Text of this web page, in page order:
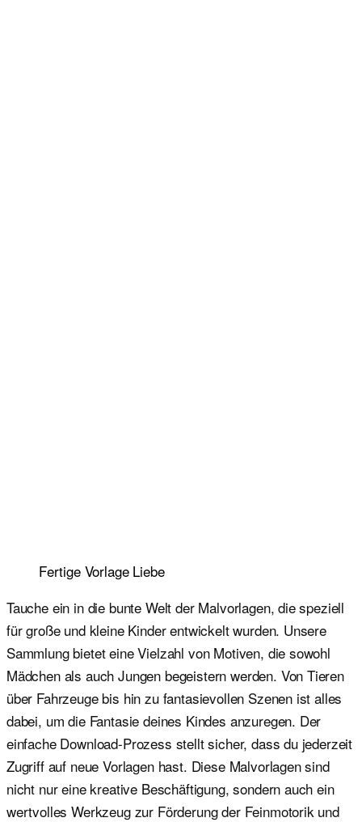
Fertige Vorlage Liebe
Tauche ein in die bunte Welt der Malvorlagen, die speziell
für große und kleine Kinder entwickelt wurden. Unsere
Sammlung bietet eine Vielzahl von Motiven, die sowohl
Mädchen als auch Jungen begeistern werden. Von Tieren
über Fahrzeuge bis hin zu fantasievollen Szenen ist alles
dabei, um die Fantasie deines Kindes anzuregen. Der
einfache Download-Prozess stellt sicher, dass du jederzeit
Zugriff auf neue Vorlagen hast. Diese Malvorlagen sind
nicht nur eine kreative Beschäftigung, sondern auch ein
wertvolles Werkzeug zur Förderung der Feinmotorik und